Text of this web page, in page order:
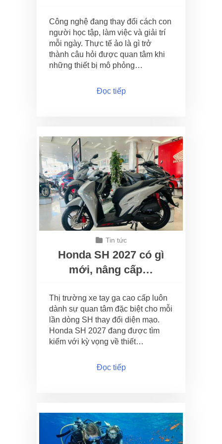
Công nghệ đang thay đổi cách con
người học tập, làm việc và giải trí
mỗi ngày. Thực tế ảo là gì trở
thành câu hỏi được quan tâm khi
những thiết bị mô phỏng…
Đọc tiếp
Tin tức
Honda SH 2027 có gì
mới, nâng cấp…
Thị trường xe tay ga cao cấp luôn
dành sự quan tâm đặc biệt cho mỗi
lần dòng SH thay đổi diện mạo.
Honda SH 2027 đang được tìm
kiếm với kỳ vọng về thiết…
Đọc tiếp